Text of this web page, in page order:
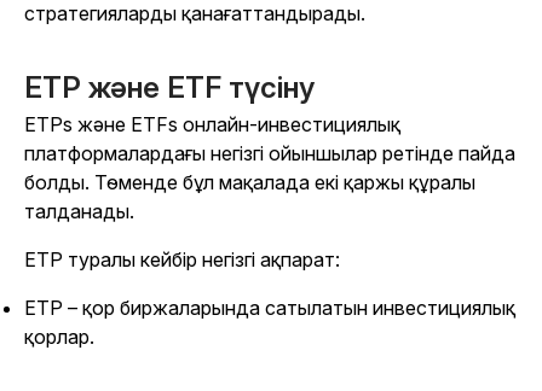
стратегияларды қанағаттандырады.
ETP және ETF түсіну
ETPs және ETFs онлайн-инвестициялық
платформалардағы негізгі ойыншылар ретінде пайда
болды. Төменде бұл мақалада екі қаржы құралы
талданады.
ETP туралы кейбір негізгі ақпарат:
ETP – қор биржаларында сатылатын инвестициялық
қорлар.